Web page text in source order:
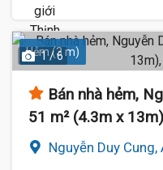
Hẻm (3 m)
1 / 6
Bán nhà hẻm,
51 m² (4.3m x
Nguyễn Duy Cung,